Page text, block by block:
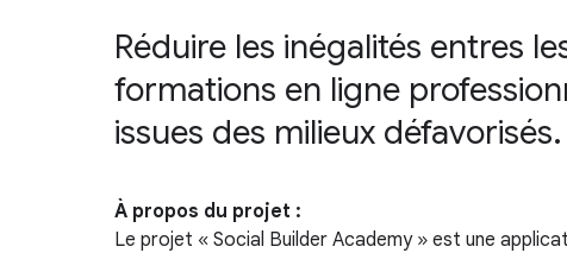
Réduire les inégalités entres
formations en ligne
issues des milieux défavorisés.
À propos du projet :
Le projet « Social Builder Academy » est une